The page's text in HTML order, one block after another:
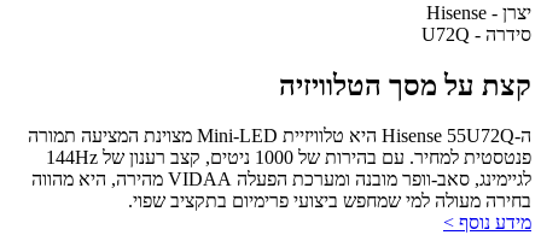
יצרן - Hisense
סידרה - U72Q
קצת על מסך הטלוויזיה
ה-Hisense 55U72Q היא טלוויזיית Mini-LED מצוינת המציעה תמורה
פנטסטית למחיר. עם בהירות של 1000 ניטים, קצב רענון של 144Hz
לגיימינג, סאב-וופר מובנה ומערכת הפעלה VIDAA מהירה, היא מהווה
בחירה מעולה למי שמחפש ביצועי פרימיום בתקציב שפוי.
מידע נוסף >